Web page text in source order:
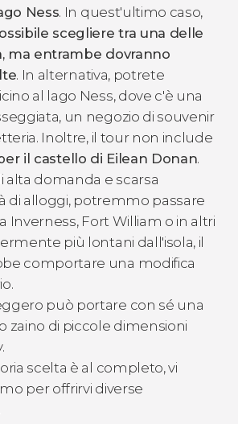
Ness. In quest'ultimo caso,
scegliere tra una delle
ma entrambe dovranno
. In alternativa, potrete
al lago Ness, dove c'è una
un negozio di souvenir
Inoltre, il tour non include
il castello di Eilean Donan.
alta domanda e scarsa
di alloggi, potremmo passare
Inverness, Fort William o in altri
più lontani dall'isola, il
comportare una modifica
può portare con sé una
zaino di piccole dimensioni
scelta è al completo, vi
per offrirvi diverse